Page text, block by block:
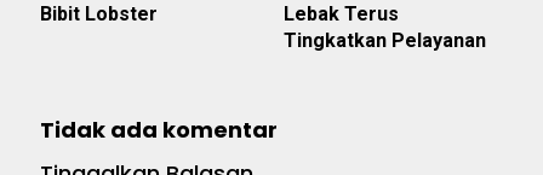
Bibit Lobster
Lebak Terus
Tingkatkan Pelayanan
Tidak ada komentar